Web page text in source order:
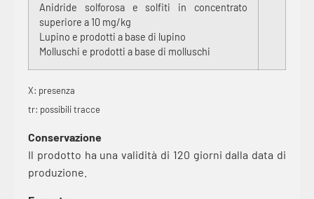
Anidride solforosa e solfiti in concentrato
superiore a 10 mg/kg
Lupino e prodotti a base di lupino
Molluschi e prodotti a base di molluschi
X: presenza
tr: possibili tracce
Conservazione
Il prodotto ha una validità di 120 giorni dalla data di
produzione.